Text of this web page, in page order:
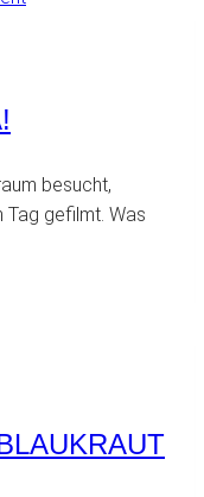
besucht,
Tag gefilmt. Was